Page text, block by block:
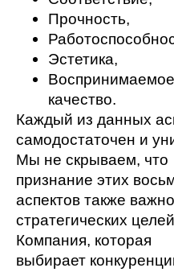
Прочность,
Эстетика,
Воспринимаемое
качество.
Каждый из данных
самодостаточен и
Мы не скрываем, что
признание этих
аспектов также
стратегических
Компания, которая
выбирает